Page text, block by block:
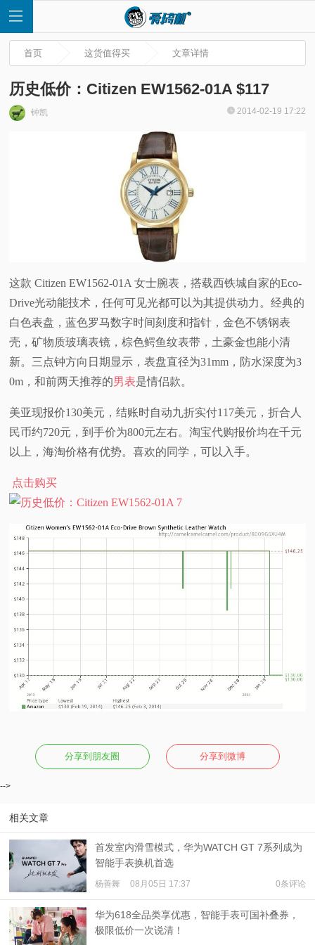
测
视
科
体
题
首页 这货值得买 文章详情
历史低价：Citizen EW1562-01A $117
钟凯 2014-02-19 17:22
这款 Citizen EW1562-01A 女士腕表，搭载西铁城自家的Eco-
Drive光动能技术，任何可见光都可以为其提供动力。经典的
白色表盘，蓝色罗马数字时间刻度和指针，金色不锈钢表
壳，矿物质玻璃表镜，棕色鳄鱼纹表带，土豪金也能小清
新。三点钟方向日期显示，表盘直径为31mm，防水深度为3
0m，和前两天推荐的男表是情侣款。
美亚现报价130美元，结账时自动九折实付117美元，折合人
民币约720元，到手价为800元左右。淘宝代购报价均在千元
以上，海淘价格有优势。喜欢的同学，可以入手。
点击购买
分享到朋友圈 分享到微博
-->
相关文章
首发室内滑雪模式，华为WATCH GT 7系列成为
智能手表换机首选
杨善舞 08月05日 17:37 0条评论
华为618全品类享优惠，智能手表可国补叠券，
极限低价一次说清！